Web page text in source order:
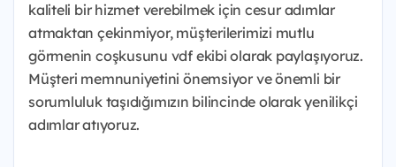
kaliteli bir hizmet verebilmek için cesur adımlar
atmaktan çekinmiyor, müşterilerimizi mutlu
görmenin coşkusunu vdf ekibi olarak paylaşıyoruz.
Müşteri memnuniyetini önemsiyor ve önemli bir
sorumluluk taşıdığımızın bilincinde olarak yenilikçi
adımlar atıyoruz.